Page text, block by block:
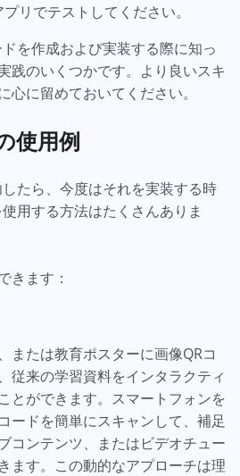
リでテストしてください。
を作成および実装する際に知っ
践のいくつかです。より良いスキ
心に留めておいてください。
使用例
たら、今度はそれを実装する時
用する方法はたくさんありま
きます：
または教育ポスターに画像QRコ
従来の学習資料をインタラクティ
とができます。スマートフォンを
ードを簡単にスキャンして、補足
コンテンツ、またはビデオチュー
ます。この動的なアプローチは理